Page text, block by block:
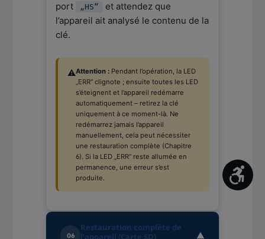
port
„HS“
et attendez que
l’appareil ait analysé le contenu de la
clé.
⚠️Attention : Pendant l’opération, la LED
„ERR“ clignote ; ensuite toutes les LED
s’éteignent et l’appareil redémarre
automatiquement – retirez la clé
uniquement à ce moment-là. Ne
redémarrez jamais l’appareil
manuellement, cela peut nécessiter
une restauration complète (Chapitre
6). Si la LED „ERR“ reste allumée en
permanence, une erreur s’est
produite.
06
Restauration complète de
l’appareil (Carte SD)
▼